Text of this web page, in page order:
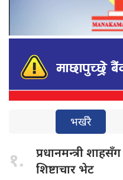
भर्खरै
१. प्रधानमन्त्री शाहसँग
शिष्टाचार भेट